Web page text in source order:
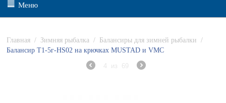
Меню
Главная / Зимняя рыбалка / Балансиры для зимней рыбалки
/
Балансир Т1-5г-НS02 на крючках MUSTAD и VMC
из 69